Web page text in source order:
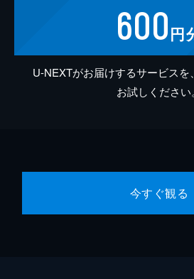
600円
U-NEXTがお届けするサービスを
お試しください。
今すぐ観る